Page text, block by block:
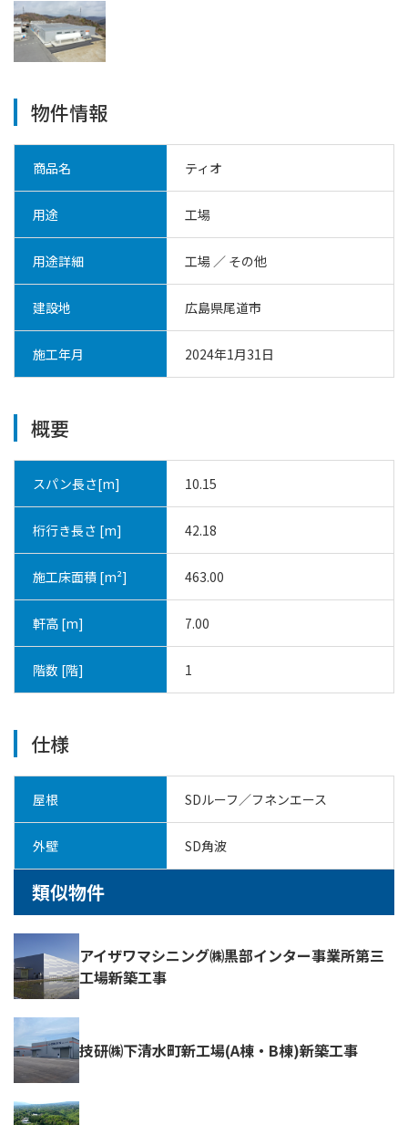
物件情報
商品名 ティオ
用途 工場
用途詳細 工場 ／ その他
建設地 広島県尾道市
施工年月 2024年1月31日
概要
スパン長さ[m] 10.15
桁行き長さ [m] 42.18
施工床面積 [m²] 463.00
軒高 [m] 7.00
階数 [階] 1
仕様
屋根 SDルーフ／フネンエース
外壁 SD角波
類似物件
アイザワマシニング㈱黒部インター事業所第三
工場新築工事
技研㈱下清水町新工場(A棟・B棟)新築工事